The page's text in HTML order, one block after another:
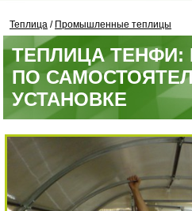
Теплица / Промышленные теплицы
ТЕПЛИЦА ТЕНФИ:
ПО
УСТАНОВКЕ